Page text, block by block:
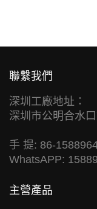
聯繫我們
深圳工廠地址：
深圳市公明合水
手 提: 86-
WhatsAPP:
主營產品